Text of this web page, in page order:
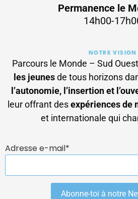
Permanence le
14h00-
NOTRE VISION
Parcours le Monde – Sud Ouest
les jeunesde tous horizons
l’autonomie, l’insertion et
leur offrant desexpériences de
et internationale qui
Adresse e-mail*